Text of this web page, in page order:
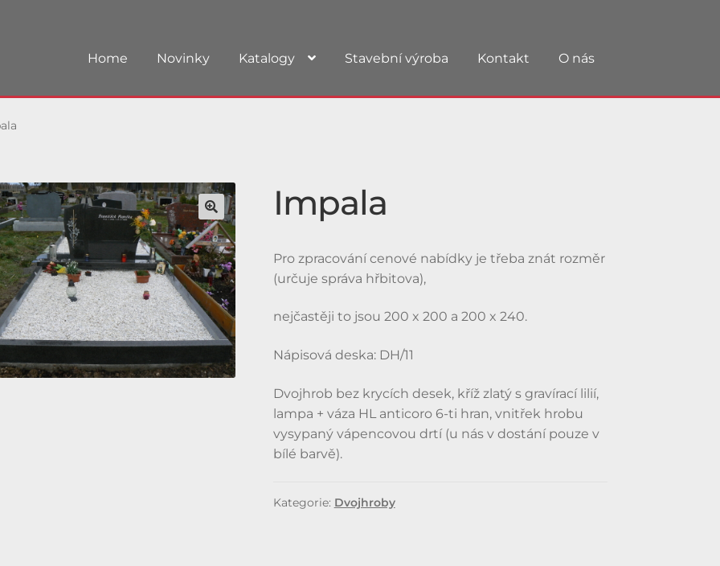
Home Novinky Katalogy Stavební výroba Kontakt O nás
Impala
Pro zpracování cenové nabídky je třeba znát rozměr
(určuje správa hřbitova),
nejčastěji to jsou 200 x 200 a 200 x 240.
Nápisová deska: DH/11
Dvojhrob bez krycích desek, kříž zlatý s gravírací lilií,
lampa + váza HL anticoro 6-ti hran, vnitřek hrobu
vysypaný vápencovou drtí (u nás v dostání pouze v
bílé barvě).
Kategorie: Dvojhroby